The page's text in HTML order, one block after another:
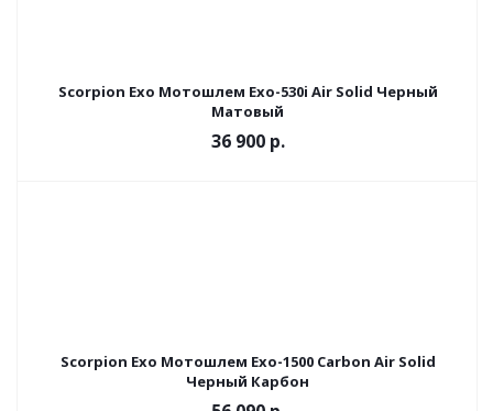
Scorpion Exo Мотошлем Exo-530i Air Solid Черный
Матовый
36 900 р.
Scorpion Exo Мотошлем Exo-1500 Carbon Air Solid
Черный Карбон